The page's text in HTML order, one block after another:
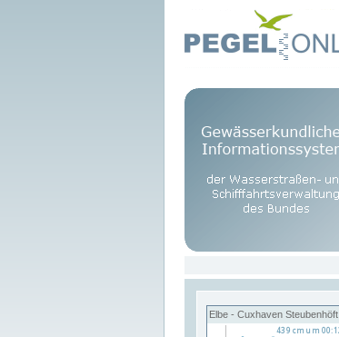
Elbe - Cuxhaven Steubenhöft